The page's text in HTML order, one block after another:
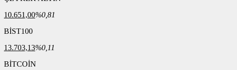
10.651,00%0,81
BİST100
13.703,13%0,11
BİTCOİN